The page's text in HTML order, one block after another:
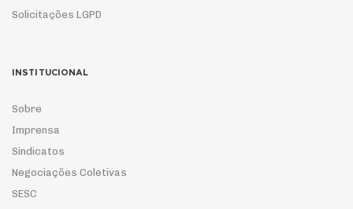
Solicitações LGPD
INSTITUCIONAL
Sobre
Imprensa
Sindicatos
Negociações Coletivas
SESC